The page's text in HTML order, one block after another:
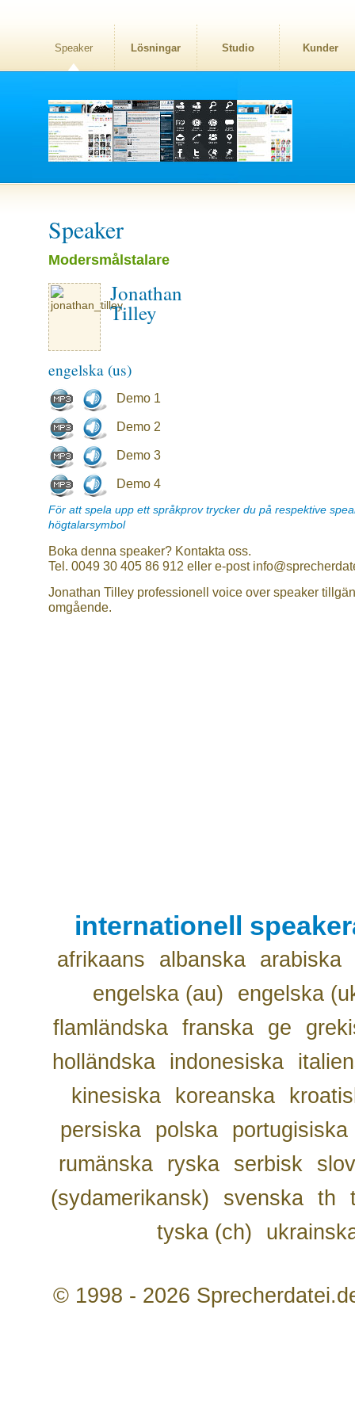
Speaker Lösningar Studio Kunder
Speaker
Modersmålstalare
Jonathan
Tilley
engelska (us)
Demo 1
Demo 2
Demo 3
Demo 4
För att spela upp ett språkprov trycker du på respektive
högtalarsymbol
Boka denna speaker? Kontakta oss.
Tel. 0049 30 405 86 912 eller e-post
Jonathan Tilley professionell voice over speaker
omgående.
internationell
afrikaans albanska
arabiska
engelska (au)
engelska
flamländska franska ge
holländska
indonesiska
kinesiska
koreanska
persiska
polska
portugisiska
rumänska
ryska serbisk
(sydamerikansk)
svenska th
tyska (ch)
© 1998 - 2026